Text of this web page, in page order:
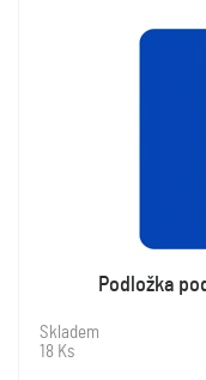
Podložka
Skladem
18 Ks